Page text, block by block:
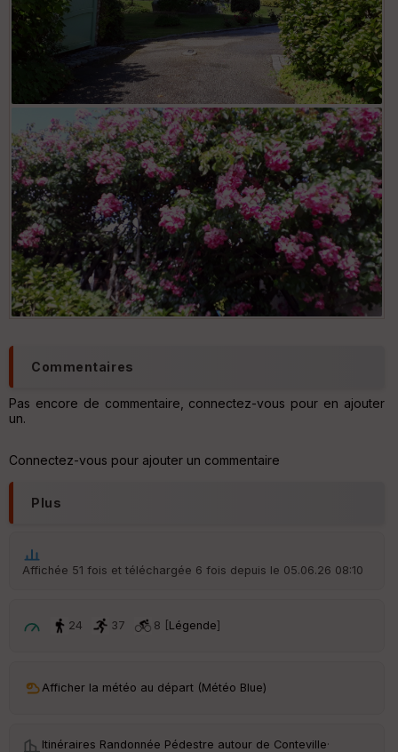
Commentaires
Pas encore de commentaire, connectez-vous pour en ajouter
un.
Connectez-vous pour ajouter un commentaire
Plus
Affichée 51 fois et téléchargée 6 fois depuis le 05.06.26 08:10
24 37 8 [Légende]
Afficher la météo au départ (Météo Blue)
Itinéraires Randonnée Pédestre autour de Conteville·